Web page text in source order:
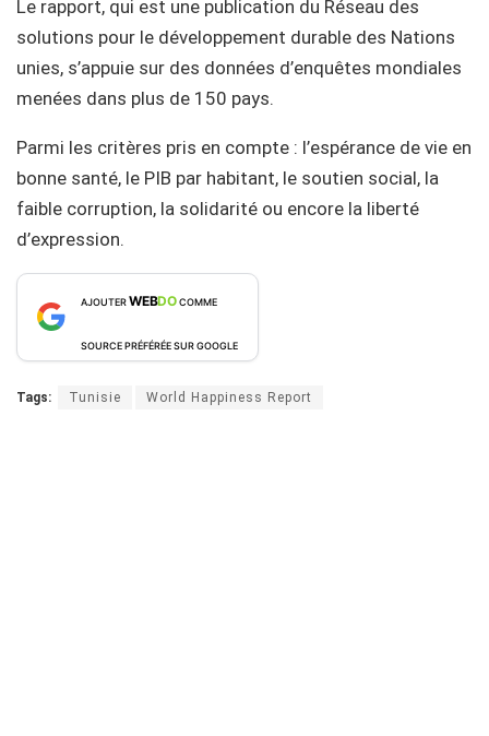
Le rapport, qui est une publication du Réseau des
solutions pour le développement durable des Nations
unies, s’appuie sur des données d’enquêtes mondiales
menées dans plus de 150 pays.
Parmi les critères pris en compte : l’espérance de vie en
bonne santé, le PIB par habitant, le soutien social, la
faible corruption, la solidarité ou encore la liberté
d’expression.
AJOUTERWEBDOCOMME
SOURCE PRÉFÉRÉE SUR GOOGLE
Tags: Tunisie World Happiness Report